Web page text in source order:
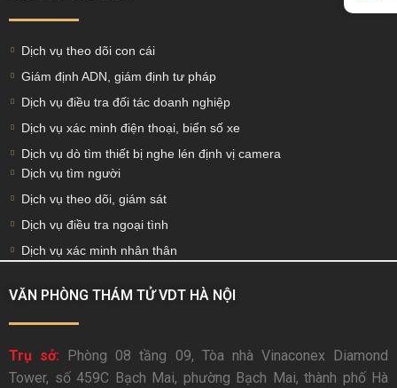
Dịch vụ theo dõi con cái
Giám định ADN, giám định tư pháp
Dịch vụ điều tra đối tác doanh nghiệp
Dịch vụ xác minh điện thoại, biển số xe
Dịch vụ dò tìm thiết bị nghe lén định vị camera
Dịch vụ tìm người
Dịch vụ theo dõi, giám sát
Dịch vụ điều tra ngoại tình
Dịch vụ xác minh nhân thân
VĂN PHÒNG THÁM TỬ VDT HÀ NỘI
Trụ sở: Phòng 08 tầng 09, Tòa nhà Vinaconex Diamond
Tower, số 459C Bạch Mai, phường Bạch Mai, thành phố Hà